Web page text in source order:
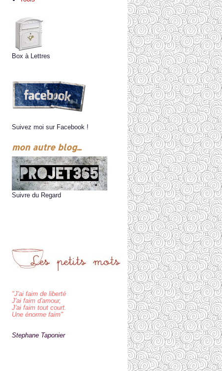
Box à Lettres
Suivez moi sur Facebook !
mon autre blog...
Suivre du Regard
"J'ai faim de liberté
J'ai faim d'amour,
J'ai faim tout court.
Une énorme faim"
Stephane Taponier